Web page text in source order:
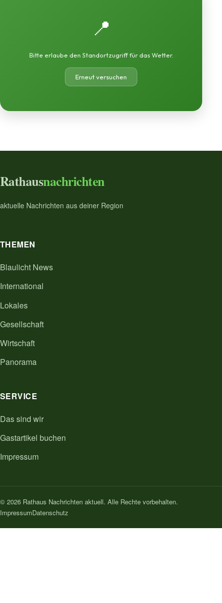
📍
Bitte erlaube den Standortzugriff für das Wetter.
Erneut versuchen
Rathausnachrichten
aktuelle Nachrichten aus deiner Region
THEMEN
Blaulicht News
International
Lokales
Gesellschaft
Wirtschaft
Panorama
SERVICE
Das sind wir
Gastartikel buchen
Impressum
© 2026 Rathaus Nachrichten aktuell. Alle Rechte vorbehalten.
ImpressumDatenschutz